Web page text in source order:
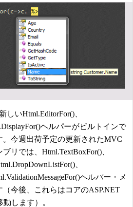
いHtml.EditorFor()、
ヘルパーがビルトインで
今週出荷予定の更新されたMVC
リでは、Html.TextBoxFor()、
、
ヘルパー・メ
今後、これらはコアのASP.NET
します）。